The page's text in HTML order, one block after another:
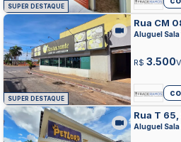
SUPER DESTAQUE
SUPER DESTAQUE
Rua CM
MORAIS,
Aluguel Sala
R$ 3.500
Rua T 65,
Aluguel Sala